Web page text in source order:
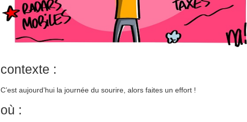
contexte :
C’est aujourd’hui la journée du sourire, alors faites un effort !
où :